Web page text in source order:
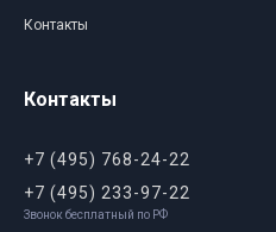
Контакты
Контакты
+7 (495) 768-24-22
+7 (495) 233-97-22
Звонок бесплатный по РФ